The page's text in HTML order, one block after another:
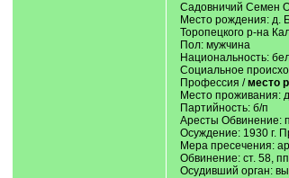
Садовничий Семен
Место рождения: д.
Торопецкого р-на
Пол: мужчина
Национальность:
Социальное
Профессия /место
Место проживания:
Партийность: б/п
Аресты Обвинение:
Осуждение: 1930 г.
Mepa пресечения:
Обвинение: ст. 58,
Осудивший орган: